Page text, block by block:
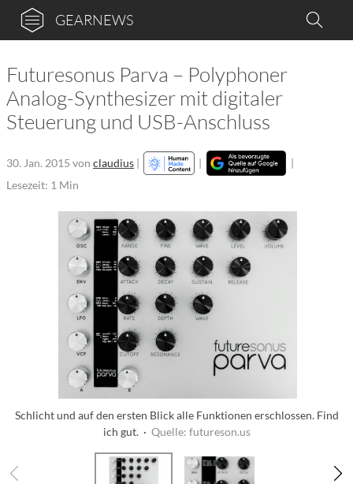
GEARNEWS
Futuresonus Parva – Polyphoner
Analog-Synthesizer mit digitaler
Steuerung und USB-Anschluss
30. Jan. 2015 von claudius | |
|
Lesezeit: 1 Min
Schlicht und auf den ersten Blick alle Funktionen erschlossen. Find
ich gut. · Quelle: futureson.us